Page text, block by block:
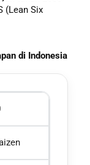
(Lean Six
di Indonesia